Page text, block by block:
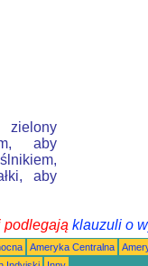
aby
aby
podlegają klauzuli o
Ameryka Centralna